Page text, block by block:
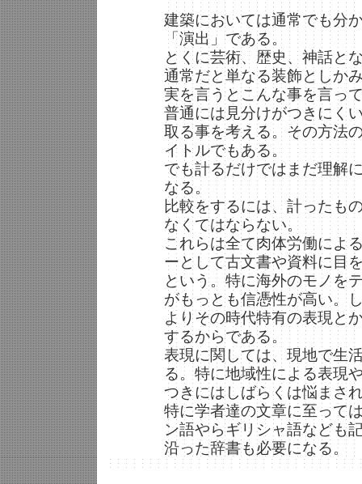
建築においては通常でも分
「演出」である。
とくに芸術、歴史、神話と
通常だと単なる装飾としか
実を言うとこんな事を言っ
普通には見分けがつきにく
取る事を考える。その方法
イトルでもある。
でも計るだけではまだ理解
なる。
比較をするには、計ったも
なくてはならない。
これらは全て肉体労働によ
ーとして古文書や資料に目
という。特に海外のモノを
がもっとも信憑性が高い。
よりその時代特有の表現と
するからである。
表現に関しては、現地で生
る。特に地域性による表現
つきにはしばらくは悩まさ
特に学者達の文章に至って
ン語やらギリシャ語なども
沿った辞書も必要になる。